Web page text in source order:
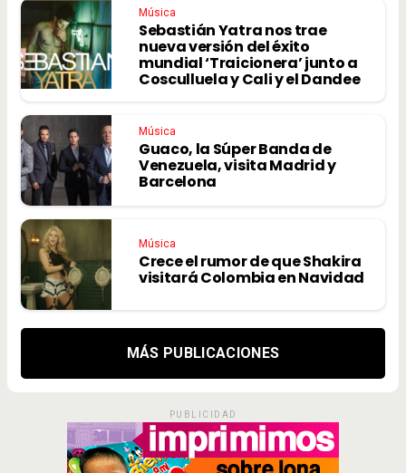
Música
Sebastián Yatra nos trae
nueva versión del éxito
mundial ‘Traicionera’ junto a
Cosculluela y Cali y el Dandee
Música
Guaco, la Súper Banda de
Venezuela, visita Madrid y
Barcelona
Música
Crece el rumor de que Shakira
visitará Colombia en Navidad
MÁS PUBLICACIONES
PUBLICIDAD